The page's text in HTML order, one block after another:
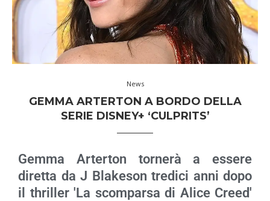
News
GEMMA ARTERTON A BORDO DELLA
SERIE DISNEY+ ‘CULPRITS’
Gemma Arterton tornerà a essere
diretta da J Blakeson tredici anni dopo
il thriller 'La scomparsa di Alice Creed'